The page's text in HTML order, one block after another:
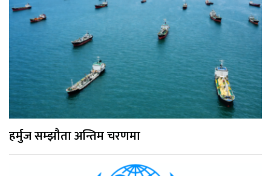
हर्मुज सम्झौता अन्तिम चरणमा